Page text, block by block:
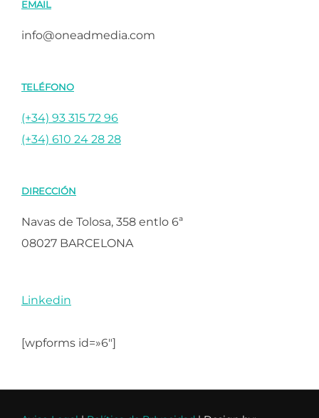
EMAIL
info@oneadmedia.com
TELÉFONO
(+34) 93 315 72 96
(+34) 610 24 28 28
DIRECCIÓN
Navas de Tolosa, 358 entlo 6ª
08027 BARCELONA
Linkedin
[wpforms id=»6″]